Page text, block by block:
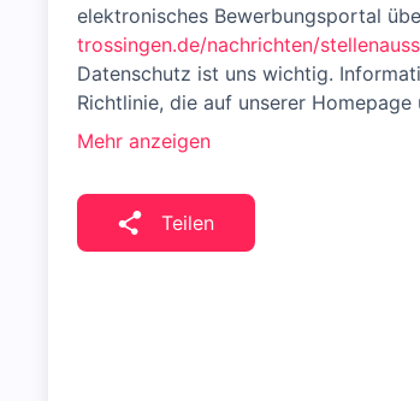
elektronisches Bewerbungsportal
trossingen.de/nachrichten/
Datenschutz ist uns wichtig.
Richtlinie, die auf unserer
Mehr anzeigen
Teilen